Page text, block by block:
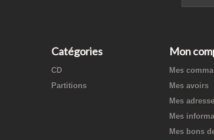
Catégories
CD
Partitions
Mon
Mes
Mes avoirs
Mes
Mes
Mes bons